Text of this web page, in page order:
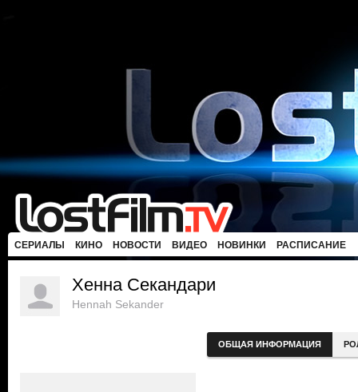
СЕРИАЛЫ КИНО НОВОСТИ ВИДЕО НОВИНКИ РАСПИСАНИЕ
Хенна Секандари
Hennah Sekander
ОБЩАЯ ИНФОРМАЦИЯ